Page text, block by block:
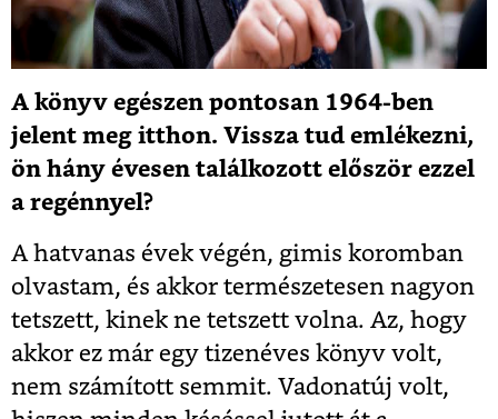
A könyv egészen pontosan 1964-ben
jelent meg itthon. Vissza tud emlékezni,
ön hány évesen találkozott először ezzel
a regénnyel?
A hatvanas évek végén, gimis koromban
olvastam, és akkor természetesen nagyon
tetszett, kinek ne tetszett volna. Az, hogy
akkor ez már egy tizenéves könyv volt,
nem számított semmit. Vadonatúj volt,